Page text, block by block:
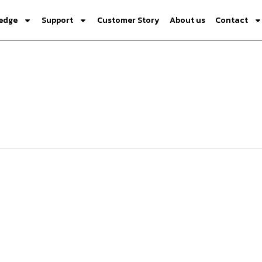
Support Customer Story About us Contact